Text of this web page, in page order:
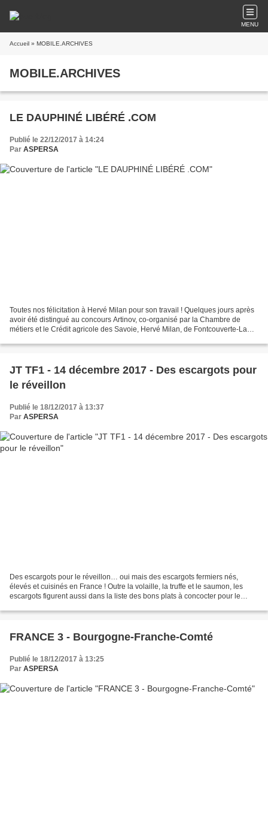
MENU
Accueil » MOBILE.ARCHIVES
MOBILE.ARCHIVES
LE DAUPHINÉ LIBÉRÉ .COM
Publié le 22/12/2017 à 14:24
Par ASPERSA
Toutes nos félicitation à Hervé Milan pour son travail ! Quelques jours après
avoir été distingué au concours Artinov, co-organisé par la Chambre de
métiers et le Crédit agricole des Savoie, Hervé Milan, de Fontcouverte-La
JT TF1 - 14 décembre 2017 - Des escargots pour
le réveillon
Publié le 18/12/2017 à 13:37
Par ASPERSA
Des escargots pour le réveillon… oui mais des escargots fermiers nés,
élevés et cuisinés en France ! Outre la volaille, la truffe et le saumon, les
escargots figurent aussi dans la liste des bons plats à concocter pour le
FRANCE 3 - Bourgogne-Franche-Comté
Publié le 18/12/2017 à 13:25
Par ASPERSA